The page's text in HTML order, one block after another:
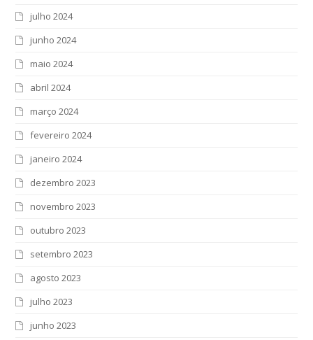
julho 2024
junho 2024
maio 2024
abril 2024
março 2024
fevereiro 2024
janeiro 2024
dezembro 2023
novembro 2023
outubro 2023
setembro 2023
agosto 2023
julho 2023
junho 2023